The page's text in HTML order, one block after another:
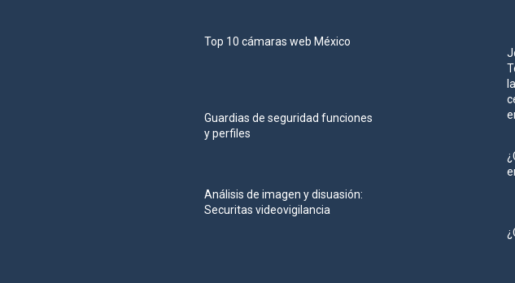
Top 10 cámaras web México
Guardias de seguridad funciones
y perfiles
Análisis de imagen y disuasión:
Securitas videovigilancia